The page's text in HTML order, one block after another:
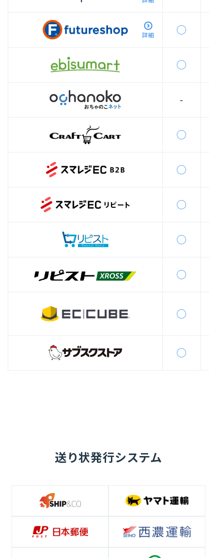
詳細 ◯
◯
-
◯
◯
◯
◯
◯
◯
◯
送り状発行システム